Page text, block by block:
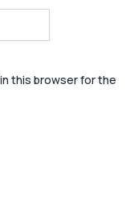
this browser for the